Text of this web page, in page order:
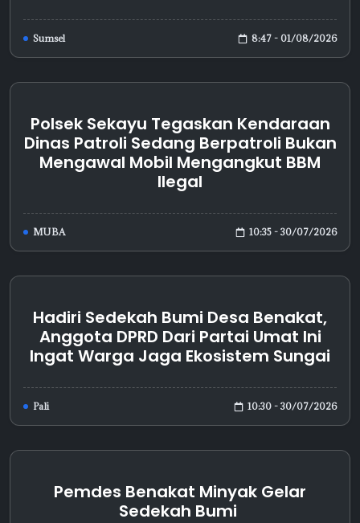
Sumsel 8:47 - 01/08/2026
Polsek Sekayu Tegaskan Kendaraan
Dinas Patroli Sedang Berpatroli Bukan
Mengawal Mobil Mengangkut BBM
Ilegal
MUBA 10:35 - 30/07/2026
Hadiri Sedekah Bumi Desa Benakat,
Anggota DPRD Dari Partai Umat Ini
Ingat Warga Jaga Ekosistem Sungai
Pali 10:30 - 30/07/2026
Pemdes Benakat Minyak Gelar
Sedekah Bumi